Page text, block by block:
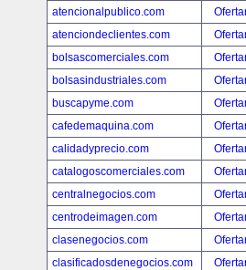
atencionalpublico.com
atenciondeclientes.com
bolsascomerciales.com
bolsasindustriales.com
buscapyme.com
cafedemaquina.com
calidadyprecio.com
catalogoscomerciales.com
centralnegocios.com
centrodeimagen.com
clasenegocios.com
clasificadosdenegocios.com